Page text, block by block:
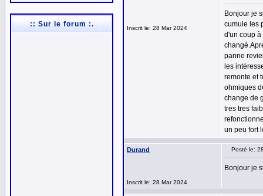
:: Sur le forum :. Inscrit le: 28 Mar 2024
Bonjour je
cumule les
d'un coup
panne
les
remonte et
ohmiques
change de
tres tres
un peu fort
Durand
Inscrit le: 28 Mar 2024
Posté le:
Bonjour je